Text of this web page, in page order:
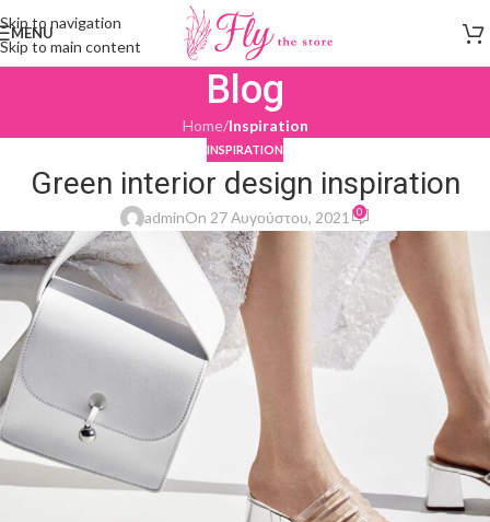
Skip to navigation
Skip to main content
MENU
Blog
Home/Inspiration
INSPIRATION
Green interior design inspiration
adminOn 27 Αυγούστου, 2021 0